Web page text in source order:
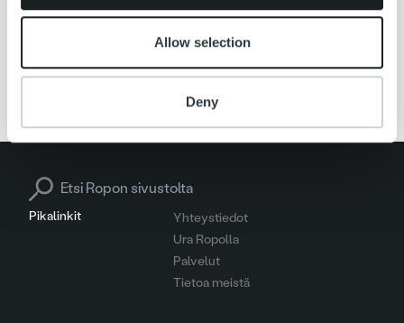
Allow selection
Deny
Ajankohtaista
Pikalinkit
Yhteystiedot
Ura Ropolla
Palvelut
Tietoa meistä
Search for: